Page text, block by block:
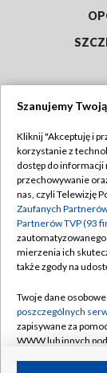
Abonament
Emisja w TVP
Centrum
Naziemna
Rada
System NOS
Informacje o
Szanujemy
Kliknij "Akceptuję i
korzystanie z
dostęp do informacji
przechowywanie
nas, czyli Telewizję
Zaufanych
Partnerów TVP (93
mierzenia ich
także zgody na
Twoje dane
poszczególnych
zapisywane za
WWW lub innych